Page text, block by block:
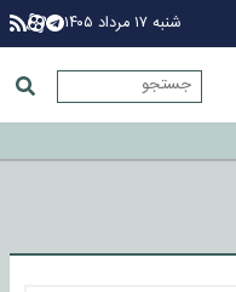
شنبه ۱۷ مرداد ۱۴۰۵